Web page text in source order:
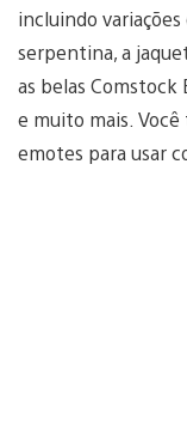
incluindo
serpentina, a
as belas Comstock
e muito mais.
emotes para usar